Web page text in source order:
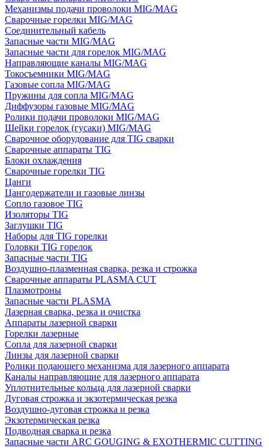
Механизмы подачи проволоки MIG/MAG
Сварочные горелки MIG/MAG
Соединительный кабель
Запасные части MIG/MAG
Запасные части для горелок MIG/MAG
Направляющие каналы MIG/MAG
Токосъемники MIG/MAG
Газовые сопла MIG/MAG
Пружины для сопла MIG/MAG
Диффузоры газовые MIG/MAG
Ролики подачи проволоки MIG/MAG
Шейки горелок (гусаки) MIG/MAG
Сварочное оборудование для TIG сварки
Сварочные аппараты TIG
Блоки охлаждения
Сварочные горелки TIG
Цанги
Цангодержатели и газовые линзы
Сопло газовое TIG
Изоляторы TIG
Заглушки TIG
Наборы для TIG горелки
Головки TIG горелок
Запасные части TIG
Воздушно-плазменная сварка, резка и строжка
Сварочные аппараты PLASMA CUT
Плазмотроны
Запасные части PLASMA
Лазерная сварка, резка и очистка
Аппараты лазерной сварки
Горелки лазерные
Сопла для лазерной сварки
Линзы для лазерной сварки
Ролики подающего механизма для лазерного аппарата
Каналы направляющие для лазерного аппарата
Уплотнительные кольца для лазерной сварки
Дуговая строжка и экзотермическая резка
Воздушно-дуговая строжка и резка
Экзотермическая резка
Подводная сварка и резка
Запасные части ARC GOUGING & EXOTHERMIC CUTTING